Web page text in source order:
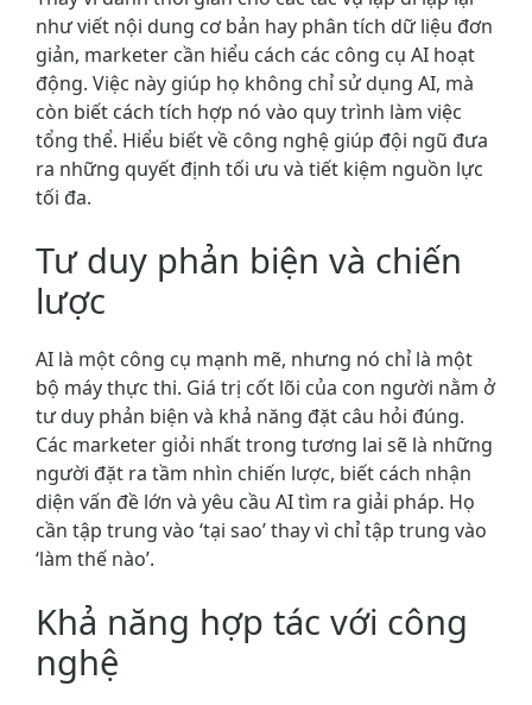
như viết nội dung cơ bản hay phân tích dữ liệu đơn
giản, marketer cần hiểu cách các công cụ AI hoạt
động. Việc này giúp họ không chỉ sử dụng AI, mà
còn biết cách tích hợp nó vào quy trình làm việc
tổng thể. Hiểu biết về công nghệ giúp đội ngũ đưa
ra những quyết định tối ưu và tiết kiệm nguồn lực
tối đa.
Tư duy phản biện và chiến
lược
AI là một công cụ mạnh mẽ, nhưng nó chỉ là một
bộ máy thực thi. Giá trị cốt lõi của con người nằm ở
tư duy phản biện và khả năng đặt câu hỏi đúng.
Các marketer giỏi nhất trong tương lai sẽ là những
người đặt ra tầm nhìn chiến lược, biết cách nhận
diện vấn đề lớn và yêu cầu AI tìm ra giải pháp. Họ
cần tập trung vào ‘tại sao’ thay vì chỉ tập trung vào
‘làm thế nào’.
Khả năng hợp tác với công
nghệ